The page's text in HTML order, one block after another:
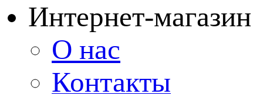
Интернет-магазин
О нас
Контакты